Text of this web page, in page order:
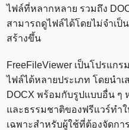
ไฟล์ที่หลากหลาย รวมถึง
สามารถดูไฟล์ได้โดยไม่จำเ
สร้างขึ้น
FreeFileViewer เป็นโปรแก
ไฟล์ได้หลายประเภท โดยนำ
DOCX พร้อมกับรูปแบบอื่น ๆ
และธรรมชาติของฟรีแวร์ทำ
เฉพาะสำหรับผู้ใช้ที่ต้องจัดก